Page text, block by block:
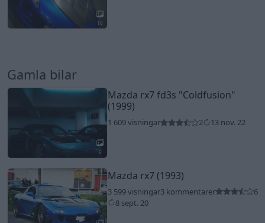
10
Gamla bilar
6
Mazda rx7 fd3s "Coldfusion"
(1999)
1 609 visningar 2 13 nov. 22
Mazda rx7 (1993)
3 599 visningar3 kommentarer
6
8 sept. 20